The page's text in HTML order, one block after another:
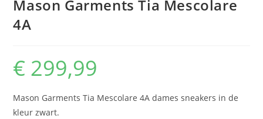
Mason Garments Tia Mescolare
4A
€ 299,99
Mason Garments Tia Mescolare 4A dames sneakers in de
kleur zwart.